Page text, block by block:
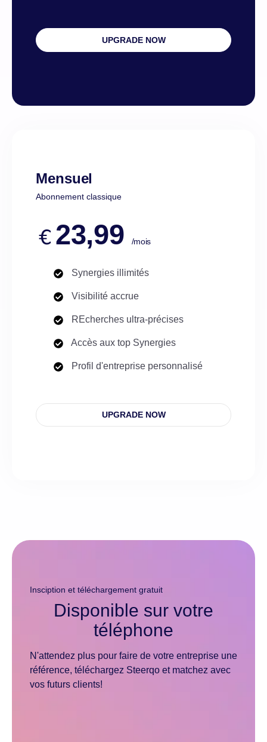
UPGRADE NOW
Mensuel
Abonnement classique
€23,99 /mois
Synergies illimités
Visibilité accrue
REcherches ultra-précises
Accès aux top Synergies
Profil d'entreprise personnalisé
UPGRADE NOW
Insciption et téléchargement gratuit
Disponible sur votre
téléphone
N'attendez plus pour faire de votre entreprise une
référence, téléchargez Steerqo et matchez avec
vos futurs clients!